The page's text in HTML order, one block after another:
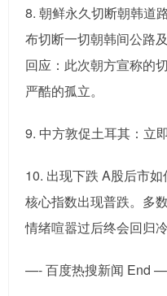
8. 朝鲜永久切断朝韩道
布切断一切朝韩间公路
回应：此次朝方宣称的
严酷的孤立。
9. 中方敦促土耳其：立
10. 出现下跌 A股后市
核心指数出现普跌。多
情绪喧嚣过后终会回归
—- 百度热搜新闻 End